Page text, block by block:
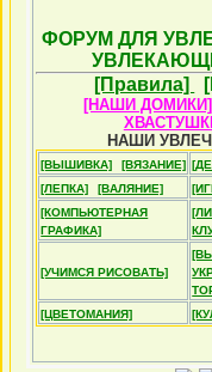
ФОРУМ ДЛЯ
[Правила]
[НАШИ ДОМИКИ]
НАШИ
[ВЫШИВКА] [ВЯЗАНИЕ]
[ЛЕПКА]
[ВАЛЯНИЕ]
[КОМПЬЮТЕРНАЯ
ГРАФИКА]
[УЧИМСЯ РИСОВАТЬ]
[ЦВЕТОМАНИЯ]